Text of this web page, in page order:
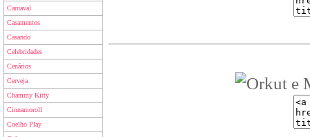
Carnaval
Casamentos
Casando
Celebridades
Cenários
Cerveja
Chammy Kitty
Cinnamoroll
Coelho Play